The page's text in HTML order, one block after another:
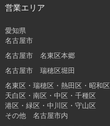
営業エリア
愛知県
名古屋市
名古屋市 名東区本郷
名古屋市 瑞穂区堀田
名東区・瑞穂区・熱田区・昭和区
天白区・南区・中区・千種区
港区・緑区・中川区・守山区
その他 名古屋市内